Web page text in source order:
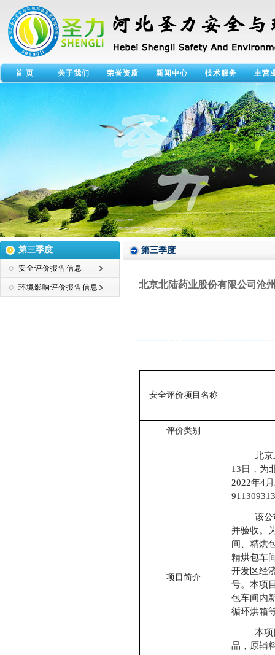
首 页 关于我们 荣誉资质 新闻中心 技术服务 主营
第三季度
安全评价报告信息
环境影响评价报告信息
第三季度
北京北陆药业股份有限公司沧
安全评价项目名称
评价类别
项目简介
北京
13日，为
2022年4
该公
并验收。
间、精烘
精烘包车
开发区经
号。本项
包车间内
循环烘箱
本项
品，原辅